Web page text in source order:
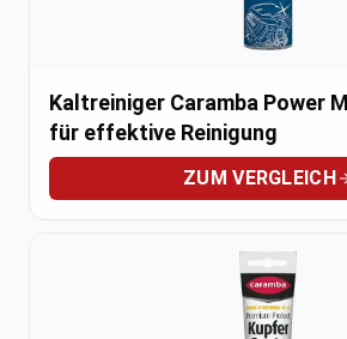
Kaltreiniger Caramba Power
für effektive Reinigung
ZUM VERGLEICH